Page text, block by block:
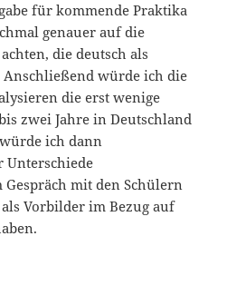
für kommende Praktika
genauer auf die
die deutsch als
würde ich die
die erst wenige
zwei Jahre in Deutschland
ich dann
Unterschiede
mit den Schülern
Vorbilder im Bezug auf